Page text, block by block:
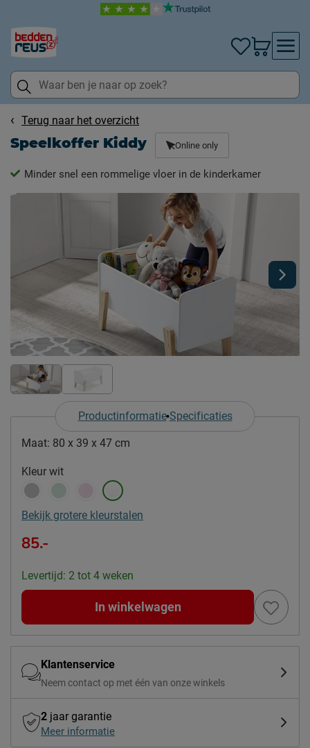
Terug naar het overzicht
Speelkoffer Kiddy Online only
Minder snel een rommelige vloer in de kinderkamer
Productinformatie Specificaties
Maat: 80 x 39 x 47 cm
Kleur wit
Bekijk grotere kleurstalen
85.-
Levertijd: 2 tot 4 weken
In winkelwagen
Klantenservice
Neem contact op met één van onze winkels
2 jaar garantie
Meer informatie